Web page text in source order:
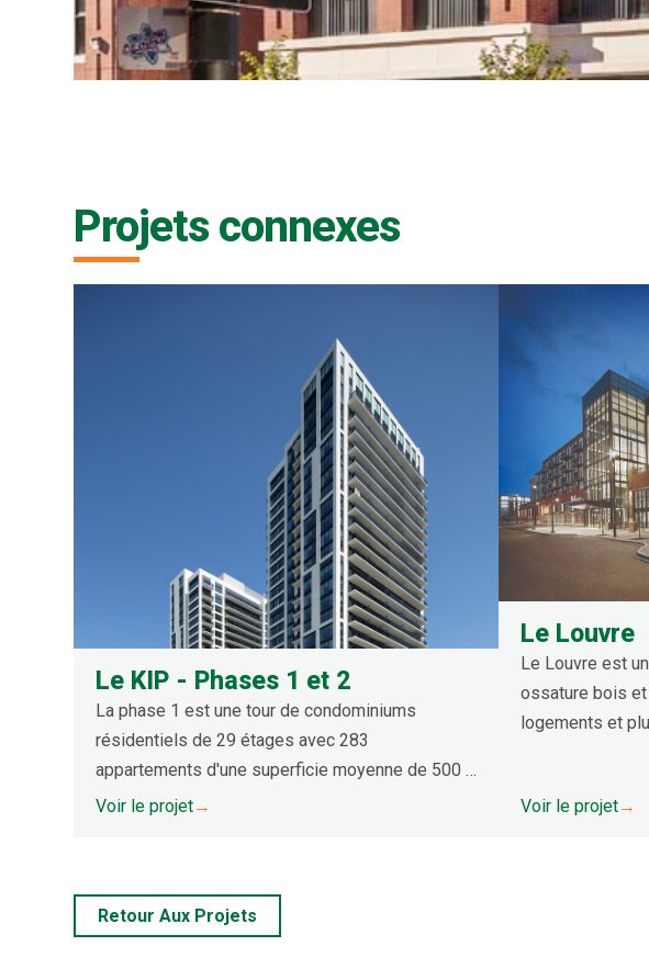
Projets connexes
Le KIP - Phases 1 et 2
La phase 1 est une tour de condominiums
résidentiels de 29 étages avec 283
appartements d'une superficie moyenne de 500 à
900 pieds carrés. La phase 2 comprend des
maçonnerie préfabriqués avec des fenêtres
Voir le projet→
Le Louvre
Le Louvre est
ossature bois
logements et
surface et de
Voir le projet→
Retour Aux Projets